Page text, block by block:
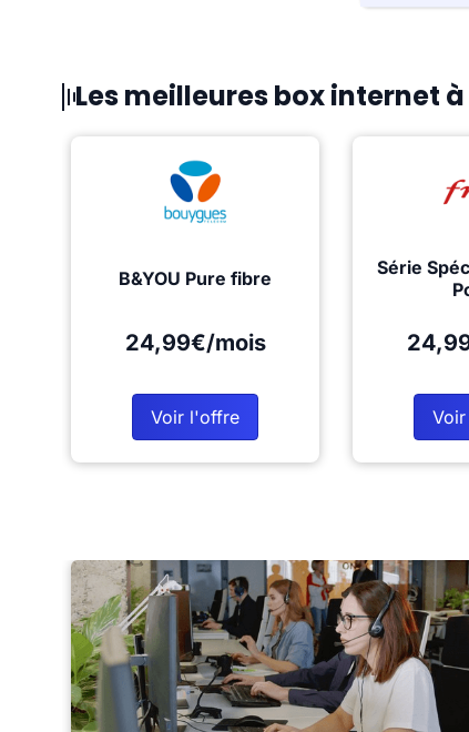
Les meilleures box internet
B&YOU Pure fibre
24,99€/mois
Voir l'offre
Série